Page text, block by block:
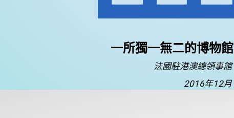
一所獨一無二的博物館
法國駐港澳總領事館
2016年12月